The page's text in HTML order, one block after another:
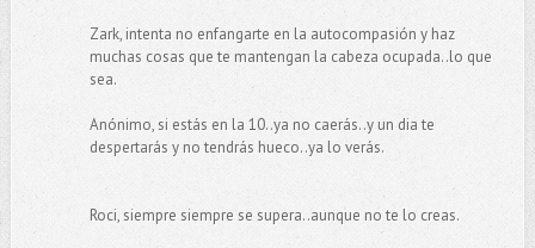
Zark, intenta no enfangarte en la autocompasión y haz
muchas cosas que te mantengan la cabeza ocupada..lo que
sea.
Anónimo, si estás en la 10..ya no caerás..y un dia te
despertarás y no tendrás hueco..ya lo verás.
Roci, siempre siempre se supera..aunque no te lo creas.